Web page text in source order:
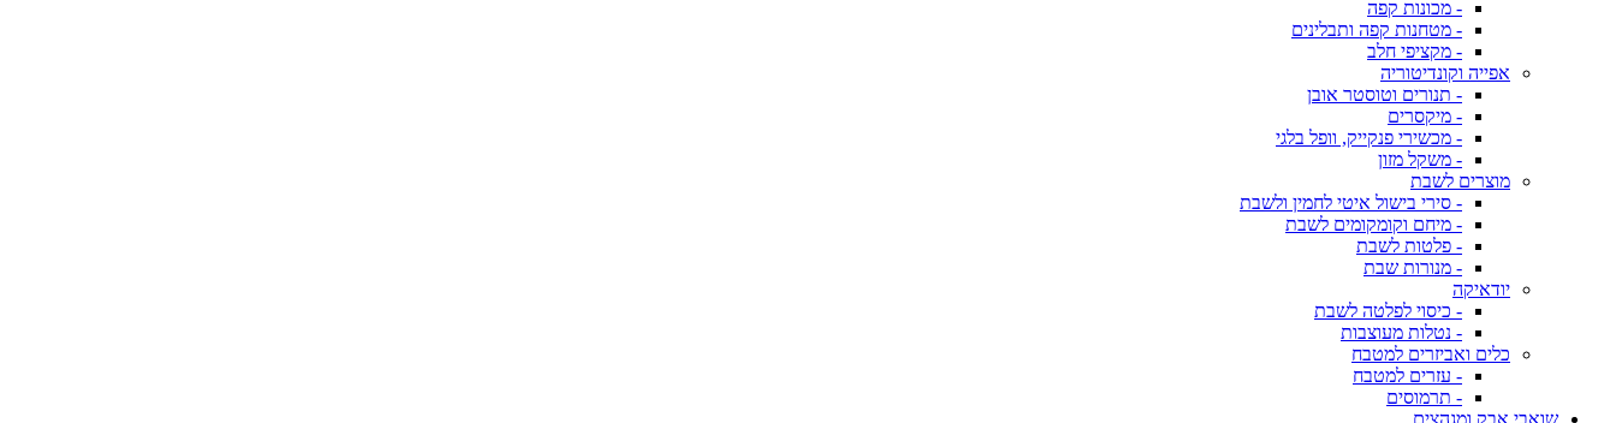
- מכונות קפה
- מטחנות קפה ותבלינים
- מקציפי חלב
אפייה וקונדיטוריה
- תנורים וטוסטר אובן
- מיקסרים
- מכשירי פנקייק, וופל בלגי
- משקל מזון
מוצרים לשבת
- סירי בישול איטי לחמין ולשבת
- מיחם וקומקומים לשבת
- פלטות לשבת
- מנורות שבת
יודאיקה
- כיסוי לפלטה לשבת
- נטלות מעוצבות
כלים ואביזרים למטבח
- עזרים למטבח
- תרמוסים
שואבי אבק ומגהצים